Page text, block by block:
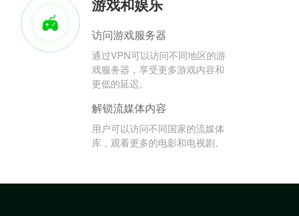
游戏和娱乐
访问游戏服务器
通过VPN可以访问不同地区的游
戏服务器，享受更多游戏内容和
更低的延迟。
解锁流媒体内容
用户可以访问不同国家的流媒体
库，观看更多的电影和电视剧。